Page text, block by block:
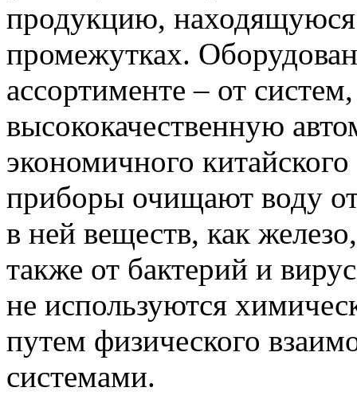
продукцию,
промежутках.
ассортименте – от
высококачественную
экономичного
приборы очищают воду
в ней веществ, как
также от бактерий и
не используются
путем физического
системами.